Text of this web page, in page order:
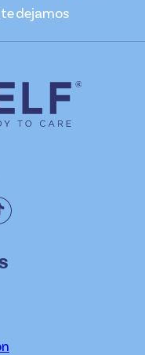
dejamos